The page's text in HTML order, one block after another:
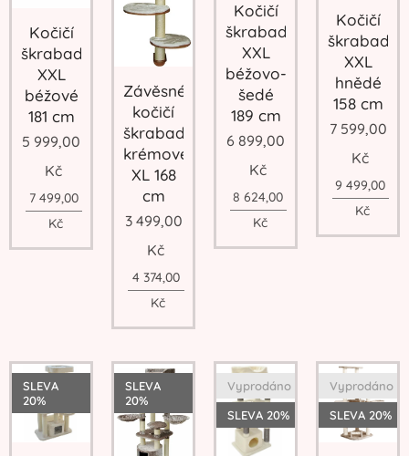
Kočičí
škrabadlo
XXL
béžové
181 cm
5 999,00
Kč
7 499,00
Kč
Závěsné
kočičí
škrabadlo
krémové
XL 168
cm
3 499,00
Kč
4 374,00
Kč
Kočičí
škrabadlo
XXL
béžovo-
šedé
189 cm
6 899,00
Kč
8 624,00
Kč
Kočičí
škrabadlo
XXL
hnědé
158 cm
7 599,00
Kč
9 499,00
Kč
SLEVA
20%
SLEVA
20%
Vyprodáno
SLEVA 20%
Vyprodáno
SLEVA 20%